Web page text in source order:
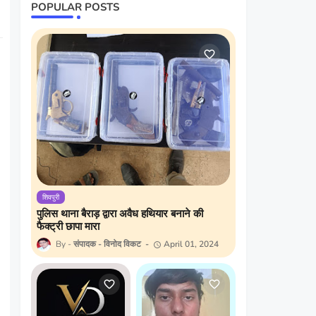
POPULAR POSTS
शिवपुरी
पुलिस थाना बैराड़ द्वारा अवैध हथियार बनाने की
फैक्ट्री छापा मारा
संपादक - विनोद विकट April 01, 2024